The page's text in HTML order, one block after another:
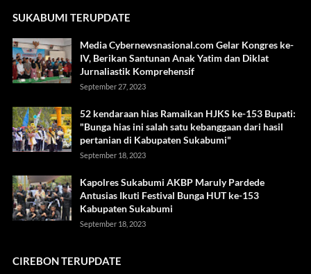
SUKABUMI TERUPDATE
Media Cybernewsnasional.com Gelar Kongres ke-
IV, Berikan Santunan Anak Yatim dan Diklat
Jurnaliastik Komprehensif
September 27, 2023
52 kendaraan hias Ramaikan HJKS ke-153 Bupati:
"Bunga hias ini salah satu kebanggaan dari hasil
pertanian di Kabupaten Sukabumi"
September 18, 2023
Kapolres Sukabumi AKBP Maruly Pardede
Antusias Ikuti Festival Bunga HUT ke-153
Kabupaten Sukabumi
September 18, 2023
CIREBON TERUPDATE